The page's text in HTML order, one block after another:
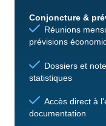
Conjoncture &
Réunions
prévisions
Dossiers et
statistiques
Accès direct à
documentation